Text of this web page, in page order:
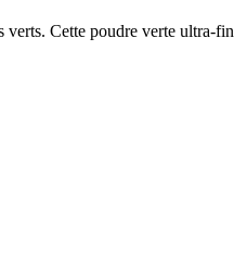
verts. Cette poudre verte ultra-